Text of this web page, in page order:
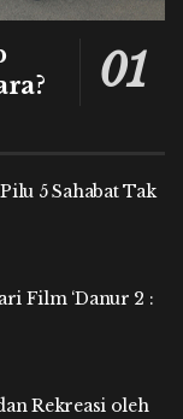
5 Sahabat Tak
Film ‘Danur 2 :
Rekreasi oleh